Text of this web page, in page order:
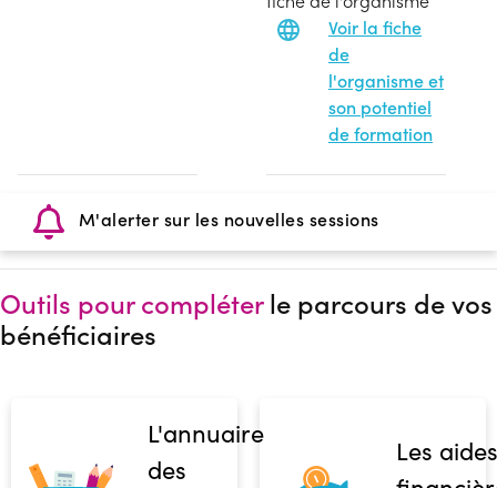
Voir la fiche
de
l'organisme et
son potentiel
de formation
M'alerter sur les nouvelles sessions
Outils pour compléterle parcours de vos
bénéficiaires
L'annuaire
des
Les aides